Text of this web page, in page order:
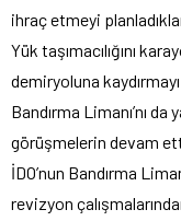
ihraç etmeyi
Yük taşımacılığını
demiryoluna
Bandırma Limanı’nı
görüşmelerin devam
İDO’nun Bandırma
revizyon